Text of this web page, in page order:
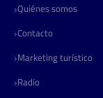
Quiénes somos
Contacto
Marketing turístico
Radio